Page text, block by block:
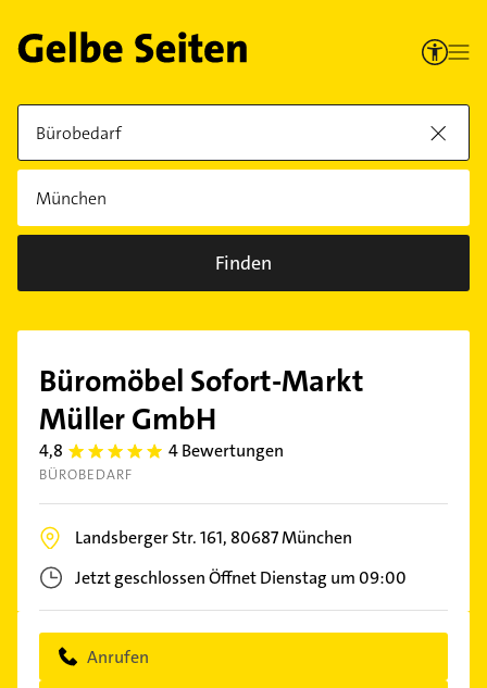
Finden
Büromöbel Sofort-Markt
Müller GmbH
4,8 4.8 4 Bewertungen
BÜROBEDARF
Landsberger Str. 161, 80687München
Jetzt geschlossenÖffnet Dienstag um 09:00
Anrufen